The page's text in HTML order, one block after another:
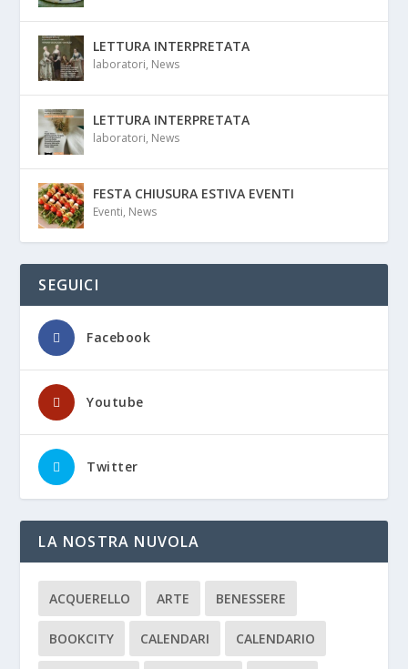
LETTURA INTERPRETATA
laboratori, News
LETTURA INTERPRETATA
laboratori, News
FESTA CHIUSURA ESTIVA EVENTI
Eventi, News
SEGUICI
Facebook
Youtube
Twitter
LA NOSTRA NUVOLA
ACQUERELLO ARTE BENESSERE
BOOKCITY CALENDARI CALENDARIO